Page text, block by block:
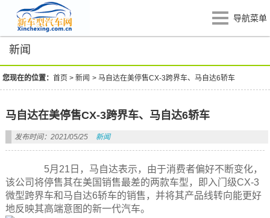
导航菜单
新闻
您现在的位置：首页 >新闻 >马自达在美停售CX-3跨界车、马自达6轿车
马自达在美停售CX-3跨界车、马自达6轿车
发布时间：2021/05/25 新闻
5月21日，马自达表示，由于消费者偏好不断变化，
该公司将停售其在美国销售最差的两款车型，即入门级CX-3
微型跨界车和马自达6轿车的销售，并将其产品线转向能更好
地反映其高端意图的新一代汽车。